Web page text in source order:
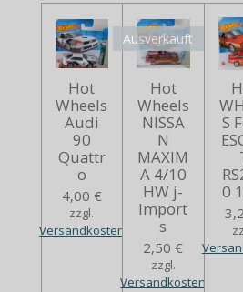
Hot
Wheels
Audi
90
Quattr
o
4,00 €
zzgl.
Versandkosten
Ausverkauft
Hot
Wheels
NISSA
N
MAXIM
A 4/10
HW j-
Import
s
2,50 €
zzgl.
Versandkosten
S
0